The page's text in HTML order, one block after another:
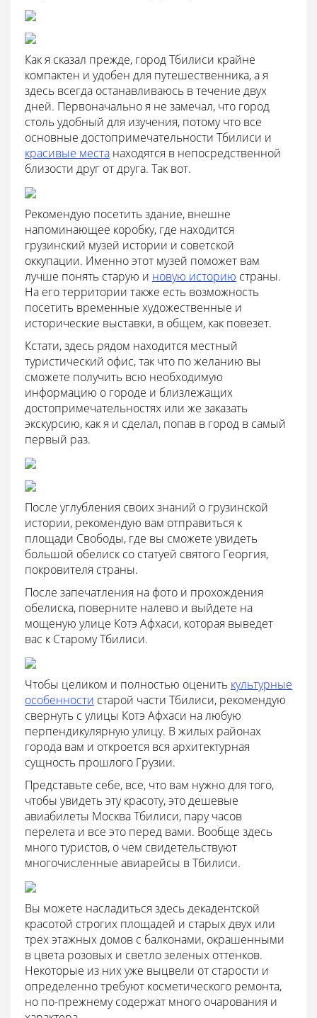
Как я сказал прежде, город Тбилиси крайне
компактен и удобен для путешественника, а я
здесь всегда останавливаюсь в течение двух
дней. Первоначально я не замечал, что город
столь удобный для изучения, потому что все
основные достопримечательности Тбилиси и
красивые места находятся в непосредственной
близости друг от друга. Так вот.
Рекомендую посетить здание, внешне
напоминающее коробку, где находится
грузинский музей истории и советской
оккупации. Именно этот музей поможет вам
лучше понять старую и новую историю страны.
На его территории также есть возможность
посетить временные художественные и
исторические выставки, в общем, как повезет.
Кстати, здесь рядом находится местный
туристический офис, так что по желанию вы
сможете получить всю необходимую
информацию о городе и близлежащих
достопримечательностях или же заказать
экскурсию, как я и сделал, попав в город в самый
первый раз.
После углубления своих знаний о грузинской
истории, рекомендую вам отправиться к
площади Свободы, где вы сможете увидеть
большой обелиск со статуей святого Георгия,
покровителя страны.
После запечатления на фото и прохождения
обелиска, поверните налево и выйдете на
мощеную улице Котэ Афхаси, которая выведет
вас к Старому Тбилиси.
Чтобы целиком и полностью оценить культурные
особенности старой части Тбилиси, рекомендую
свернуть с улицы Котэ Афхаси на любую
перпендикулярную улицу. В жилых районах
города вам и откроется вся архитектурная
сущность прошлого Грузии.
Представьте себе, все, что вам нужно для того,
чтобы увидеть эту красоту, это дешевые
авиабилеты Москва Тбилиси, пару часов
перелета и все это перед вами. Вообще здесь
много туристов, о чем свидетельствуют
многочисленные авиарейсы в Тбилиси.
Вы можете насладиться здесь декадентской
красотой строгих площадей и старых двух или
трех этажных домов с балконами, окрашенными
в цвета розовых и светло зеленых оттенков.
Некоторые из них уже выцвели от старости и
определенно требуют косметического ремонта,
но по-прежнему содержат много очарования и